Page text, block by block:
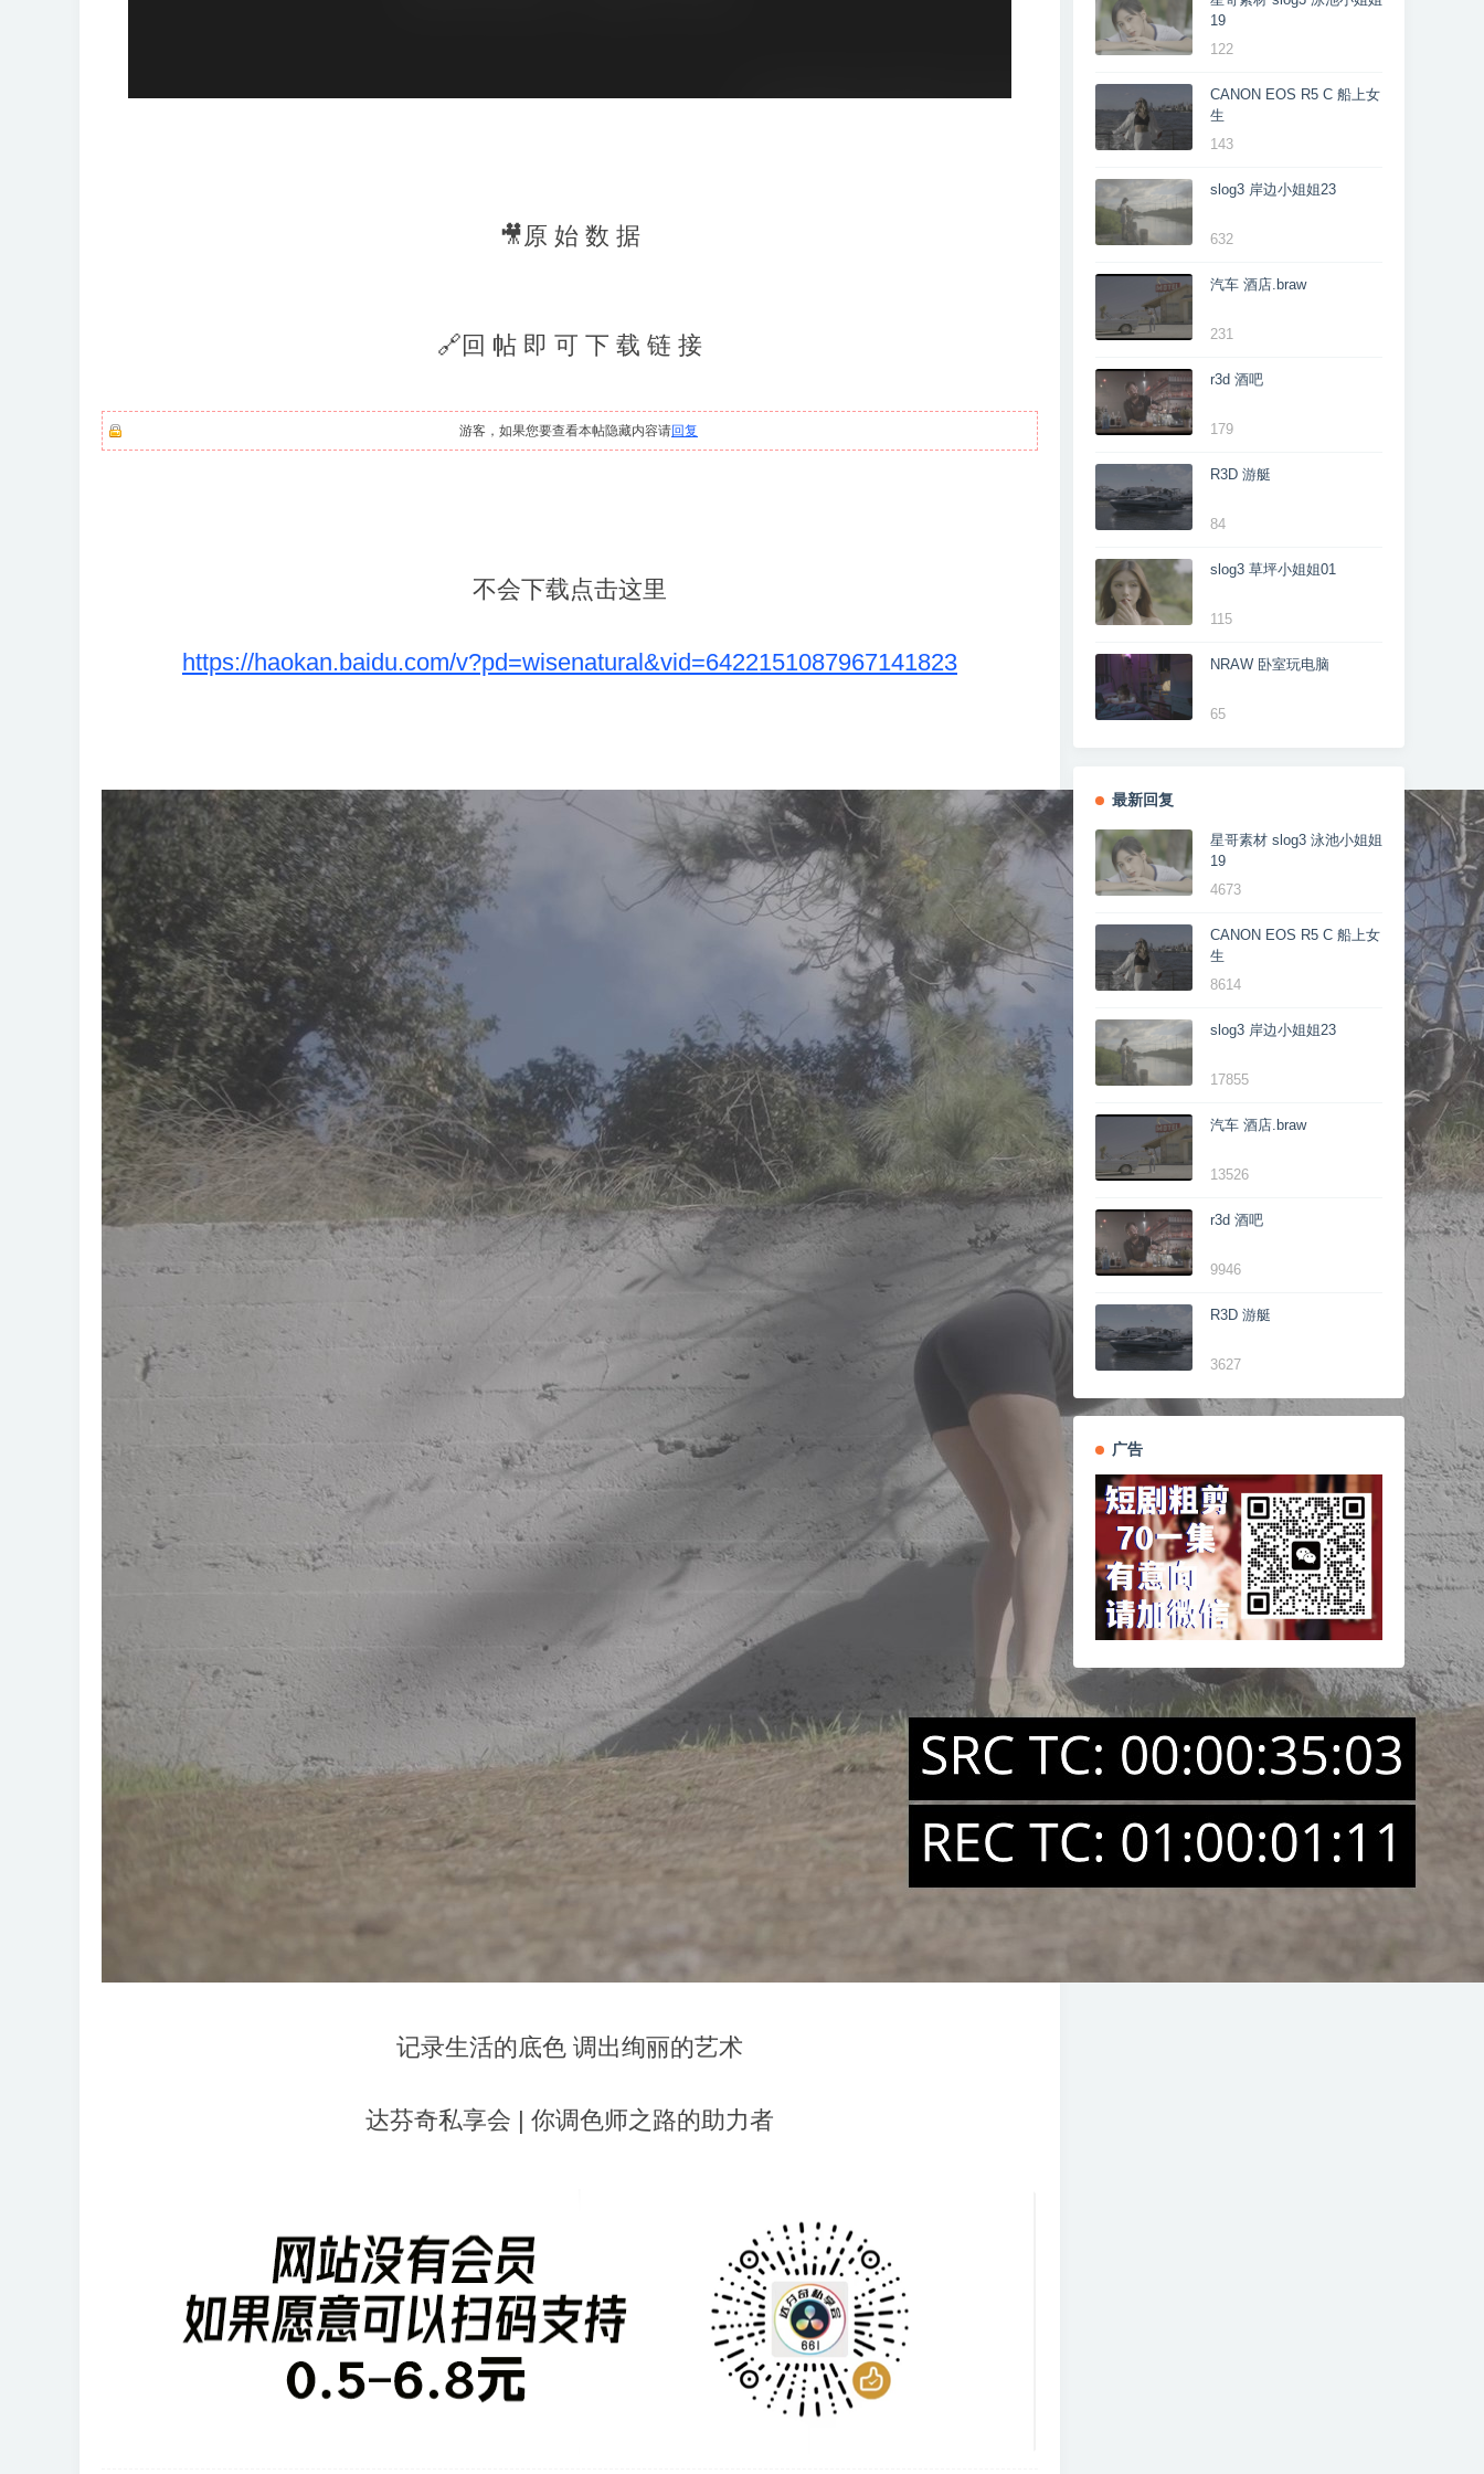
🎥原 始 数 据
🔗回 帖 即 可 下 载 链 接
游客，如果您要查看本帖隐藏内容请回复
不会下载点击这里
https://haokan.baidu.com/v?pd=wisenatural&vid=6422151087967141823
记录生活的底色 调出绚丽的艺术
达芬奇私享会 | 你调色师之路的助力者
19
122
CANON EOS R5 C 船上女
生
143
slog3 岸边小姐姐23
632
汽车 酒店.braw
231
r3d 酒吧
179
R3D 游艇
84
slog3 草坪小姐姐01
115
NRAW 卧室玩电脑
65
最新回复
星哥素材 slog3 泳池小姐姐
19
4673
CANON EOS R5 C 船上女
生
8614
slog3 岸边小姐姐23
17855
汽车 酒店.braw
13526
r3d 酒吧
9946
R3D 游艇
3627
广告